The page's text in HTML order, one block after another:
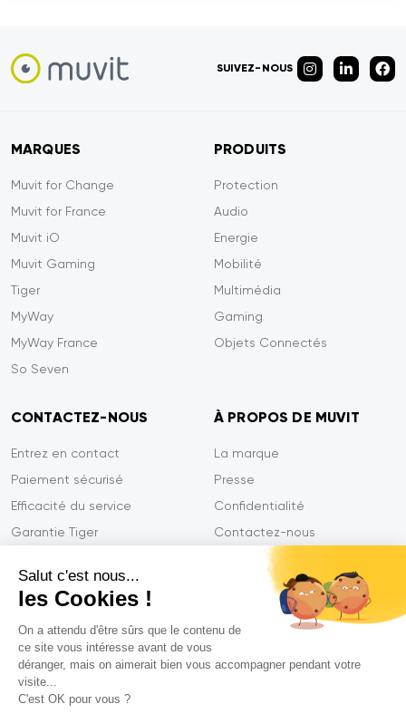
Salut c'est nous...
les Cookies !
On a attendu d'être sûrs que le contenu de
ce site vous intéresse avant de vous
déranger, mais on aimerait bien vous accompagner pendant votre
visite...
C'est OK pour vous ?
SUIVEZ-NOUS
MARQUES
Muvit for Change
Muvit for France
Muvit iO
Muvit Gaming
Tiger
MyWay
MyWay France
So Seven
PRODUITS
Protection
Audio
Energie
Mobilité
Multimédia
Gaming
Objets Connectés
CONTACTEZ-NOUS
Entrez en contact
Paiement sécurisé
Efficacité du service
Garantie Tiger
À PROPOS DE MUVIT
La marque
Presse
Confidentialité
Contactez-nous
Mentions légales
Déclarations de conformité